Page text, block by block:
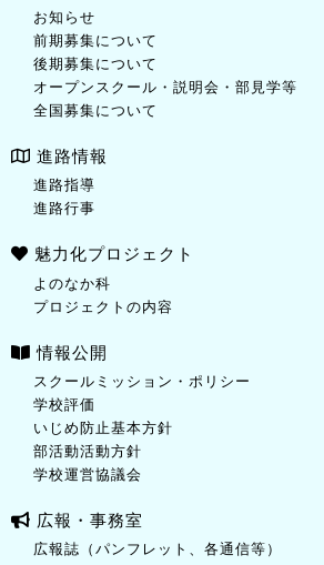
お知らせ
前期募集について
後期募集について
オープンスクール・説明会・部見学等
全国募集について
進路情報
進路指導
進路行事
魅力化プロジェクト
よのなか科
プロジェクトの内容
情報公開
スクールミッション・ポリシー
学校評価
いじめ防止基本方針
部活動活動方針
学校運営協議会
広報・事務室
広報誌（パンフレット、各通信等）